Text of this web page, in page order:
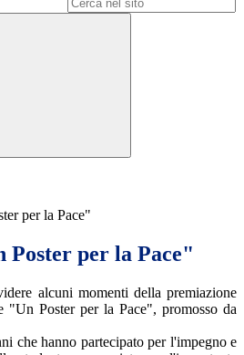
per la Pace"
Poster per la Pace"
alcuni momenti della premiazione
"Un Poster per la Pace", promosso da
che hanno partecipato per l'impegno e